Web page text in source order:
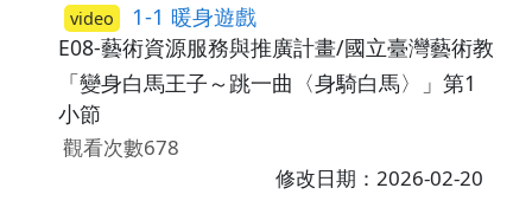
video 1-1 暖身遊戲
E08-藝術資源服務與推廣計畫/國立臺灣藝術教育
「變身白馬王子～跳一曲〈身騎白馬〉」第1
小節
觀看次數678
修改日期：2026-02-20